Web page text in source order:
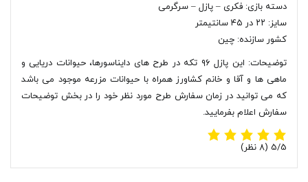
دسته بازی: فکری – پازل – سرگرمی
سایز: ۲۲ در ۴۵ سانتیمتر
کشور سازنده: چین
توضیحات: این پازل ۹۶ تکه در طرح های دایناسورها، حیوانات دریایی و
ماهی ها و آقا و خانم کشاورز همراه با حیوانات مزرعه موجود می باشد
که می توانید در زمان سفارش طرح مورد نظر خود را در بخش توضیحات
سفارش اعلام بفرمایید.
‫5/5